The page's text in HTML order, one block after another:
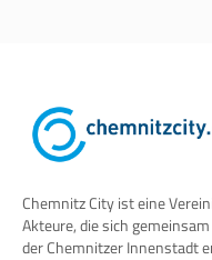
Chemnitz City ist eine
Akteure, die sich
der Chemnitzer Innenstadt